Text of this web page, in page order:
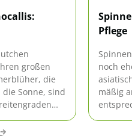
großen
die
Sonne, sind
Wie.
Pflege
noch
mäßig